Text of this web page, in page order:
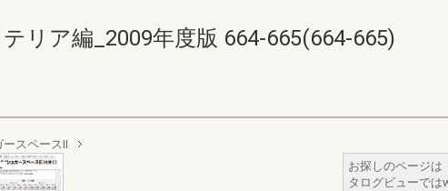
リア編_2009年度版 664-665(664-665)
スペースⅡ
お探しのページは
タログビューでは